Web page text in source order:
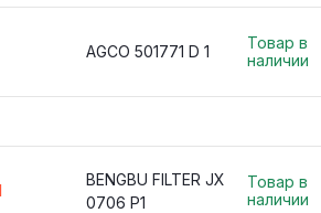
AGCO 501771 D 1
Товар в
наличии
BENGBU FILTER JX
0706 P1
Товар в
наличии